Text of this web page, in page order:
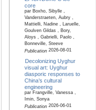
core
par Boxho, Sibylle ,
Vanderstraeten, Aubry ,
Mattielli, Nadine , Laruelle,
Goulven Gildas , Bory,
Aloys , Gabrielli, Paolo ,
Bonneville, Steeve
Publication2026-08-01
Decolonizing Uyghur
visual art: Uyghur
diasporic responses to
China’s cultural
engineering
par Frangville, Vanessa ,
Imin, Sonya
Publication2026-06-01